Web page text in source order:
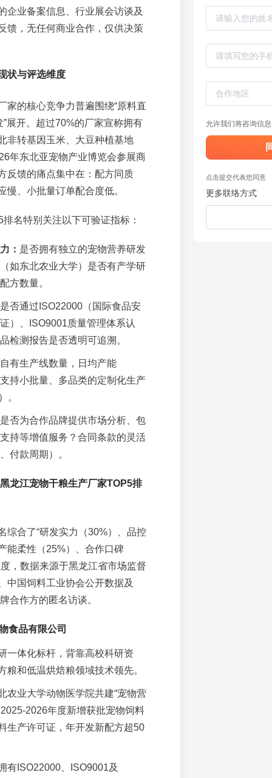
企业备案信息、行业展会访谈及
馈，无任何商业合作，仅供决策
状与评选维度
家的核心竞争力普遍围绕“原料直
”展开。超过70%的厂家宣称拥有
非转基因玉米、大豆种植基地
年东北亚宠物产业博览会参展商
反馈的痛点集中在：配方同质
慢、小批量订单配合度低。
名特别关注以下可验证指标：
： 是否拥有独立的宠物营养研发
如东北农业大学）是否有产学研
方数量。
是否通过ISO22000（国际食品安
）、ISO9001质量管理体系认
检测报告是否透明可追溯。
自有生产线数量，日均产能
持小批量、多品类的定制化生产
。
是否为合作品牌提供市场分析、包
持等增值服务？合同条款的灵活
付款周期）。
龙江宠物干粮生产厂家TOP5排
综合了“研发实力（30%）、品控
能柔性（25%）、合作口碑
，数据来源于黑龙江省市场监督
中国饲料工业协会公开数据及
合作方的匿名访谈。
食品有限公司
一体化标杆，背靠高校科研资
粮和低温烘焙粮领域技术领先。
农业大学动物医学院共建“宠物营
2026年度新增获批宠物饲料
生产许可证，年开发新配方超50
有ISO22000、ISO9001及
允许我们将咨询信
点击提交代表您同意
更多联络方式